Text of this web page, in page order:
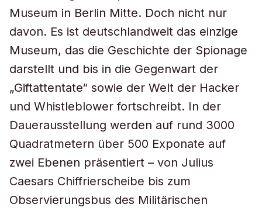
Museum in Berlin Mitte. Doch nicht nur
davon. Es ist deutschlandweit das einzige
Museum, das die Geschichte der Spionage
darstellt und bis in die Gegenwart der
„Giftattentate“ sowie der Welt der Hacker
und Whistleblower fortschreibt. In der
Dauerausstellung werden auf rund 3000
Quadratmetern über 500 Exponate auf
zwei Ebenen präsentiert – von Julius
Caesars Chiffrierscheibe bis zum
Observierungsbus des Militärischen